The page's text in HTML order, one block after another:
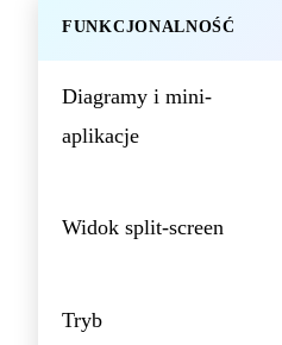
FUNKCJONALNOŚĆ
Diagramy i mini-
aplikacje
Widok split-screen
Tryb